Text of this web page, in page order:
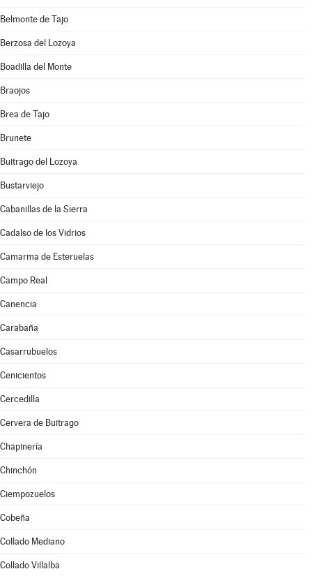
Belmonte de Tajo
Berzosa del Lozoya
Boadilla del Monte
Braojos
Brea de Tajo
Brunete
Buitrago del Lozoya
Bustarviejo
Cabanillas de la Sierra
Cadalso de los Vidrios
Camarma de Esteruelas
Campo Real
Canencia
Carabaña
Casarrubuelos
Cenicientos
Cercedilla
Cervera de Buitrago
Chapinería
Chinchón
Ciempozuelos
Cobeña
Collado Mediano
Collado Villalba